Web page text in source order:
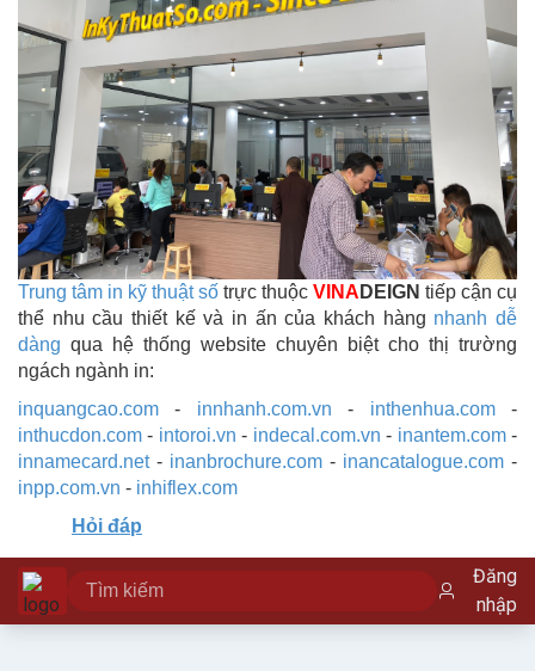
Trung tâm in kỹ thuật số trực thuộc VINA DEIGN tiếp cận cụ
thể nhu cầu thiết kế và in ấn của khách hàng nhanh dễ
dàng qua hệ thống website chuyên biệt cho thị trường
ngách ngành in:
inquangcao.com - innhanh.com.vn - inthenhua.com-
inthucdon.com - intoroi.vn - indecal.com.vn - inantem.com-
innamecard.net- inanbrochure.com - inancatalogue.com -
inpp.com.vn - inhiflex.com
Hỏi đáp